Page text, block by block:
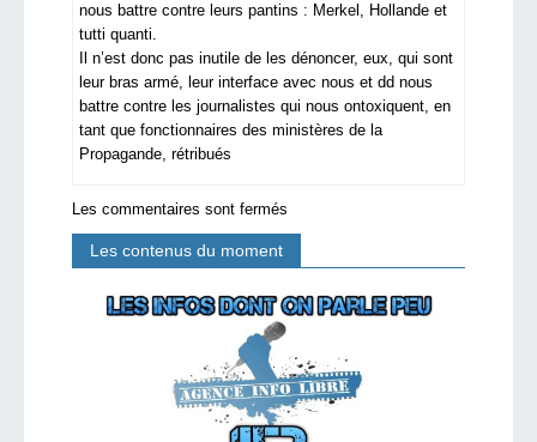
nous battre contre leurs pantins : Merkel, Hollande et
tutti quanti.
Il n’est donc pas inutile de les dénoncer, eux, qui sont
leur bras armé, leur interface avec nous et dd nous
battre contre les journalistes qui nous ontoxiquent, en
tant que fonctionnaires des ministères de la
Propagande, rétribués
Les commentaires sont fermés
Les contenus du moment